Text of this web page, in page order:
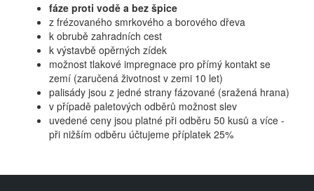
fáze proti vodě a bez špice
z frézovaného smrkového a borového dřeva
k obrubě zahradních cest
k výstavbě opěrných zídek
možnost tlakové impregnace pro přímý kontakt se
zemí (zaručená životnost v zemi 10 let)
palisády jsou z jedné strany fázované (sražená hrana)
v případě paletových odběrů možnost slev
uvedené ceny jsou platné při odběru 50 kusů a více -
při nižším odběru účtujeme příplatek 25%